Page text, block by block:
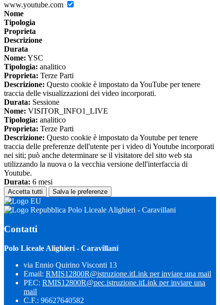
www.youtube.com
Nome
Tipologia
Proprieta
Descrizione
Durata
Nome: YSC
Tipologia: analitico
Proprieta: Terze Parti
Descrizione: Questo cookie è impostato da YouTube per tenere
traccia delle visualizzazioni dei video incorporati.
Durata: Sessione
Nome: VISITOR_INFO1_LIVE
Tipologia: analitico
Proprieta: Terze Parti
Descrizione: Questo cookie è impostato da Youtube per tenere
traccia delle preferenze dell'utente per i video di Youtube incorporati
nei siti; può anche determinare se il visitatore del sito web sta
utilizzando la nuova o la vecchia versione dell'interfaccia di
Youtube.
Durata: 6 mesi
Accetta tutti Salva le preferenze
Polo Liceale Alighieri - Caravillani
Contatti
Polo Liceale Alighieri - Caravillani
via Ennio Quirino Visconti 13
Email: RMIS12800R@istruzione.itLink per inviare una mail
PEC: RMIS12800R@pec.istruzione.itLink per inviare una
mail
C.F.: 96627640582